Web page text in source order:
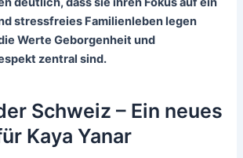
stressfreies Familienleben legen
Werte Geborgenheit und
zentral sind.
Schweiz – Ein neues
Kaya Yanar